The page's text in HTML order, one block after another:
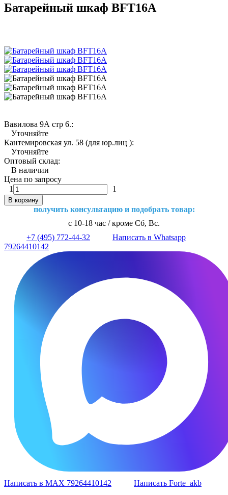
Батарейный шкаф BFT16А
Вавилова 9А стр 6.:
Уточняйте
Кантемировская ул. 58 (для юр.лиц ):
Уточняйте
Оптовый склад:
В наличии
Цена по запросу
1
1
В корзину
получить консультацию и подобрать товар:
с 10-18 час / кроме Сб, Вс.
+7 (495) 772-44-32
Написать в Whatsapp
79264410142
Написать в MAX 79264410142 Написать Forte_akb